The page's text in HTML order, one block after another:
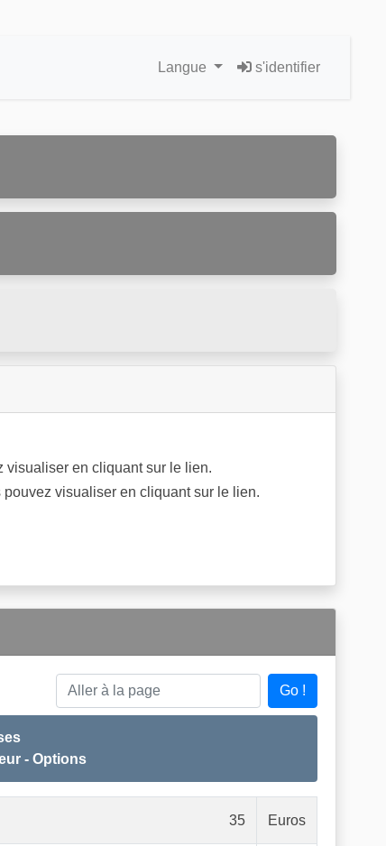
Langue s'identifier
visualiser en cliquant sur le lien.
visualiser en cliquant sur le lien.
Aller à la page Go !
- Options
35 Euros